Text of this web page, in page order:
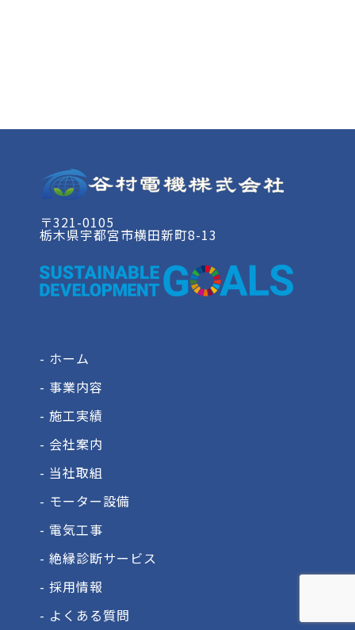
〒321-0105
栃木県宇都宮市横田新町8-13
- ホーム
- 事業内容
- 施工実績
- 会社案内
- 当社取組
- モーター設備
- 電気工事
- 絶縁診断サービス
- 採用情報
- よくある質問